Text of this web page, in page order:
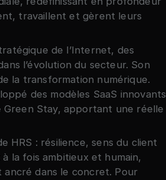
travaillent et gèrent leurs
de l’Internet, des
l’évolution du secteur. Son
la transformation numérique.
des modèles SaaS innovants
Green Stay, apportant une réelle
HRS : résilience, sens du client
la fois ambitieux et humain,
dans le concret. Pour